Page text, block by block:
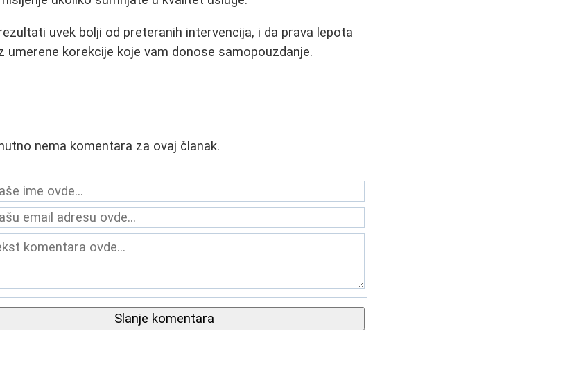
uvek bolji od preteranih intervencija, i da prava lepota
umerene korekcije koje vam donose samopouzdanje.
nema komentara za ovaj članak.
Slanje komentara